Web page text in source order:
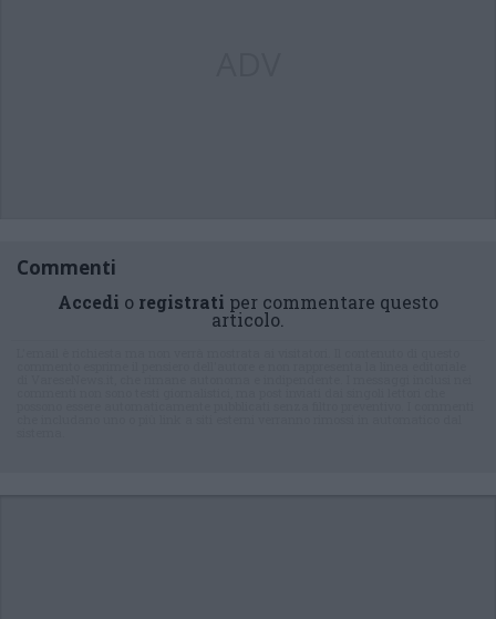
Commenti
Accedi o registrati per commentare questo
articolo.